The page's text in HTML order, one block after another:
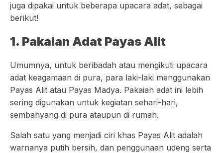
juga dipakai untuk beberapa upacara adat, sebagai
berikut!
1. Pakaian Adat Payas Alit
Umumnya, untuk beribadah atau mengikuti upacara
adat keagamaan di pura, para laki-laki menggunakan
Payas Alit atau Payas Madya. Pakaian adat ini lebih
sering digunakan untuk kegiatan sehari-hari,
sembahyang di pura ataupun di rumah.
Salah satu yang menjadi ciri khas Payas Alit adalah
warnanya putih bersih, dan penggunaan udeng serta